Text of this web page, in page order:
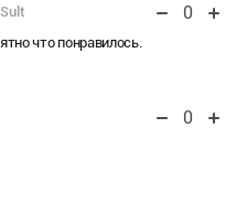
0
что понравилось.
0